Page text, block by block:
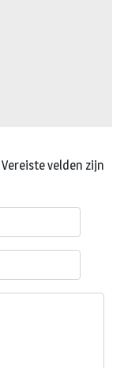
Vereiste velden zijn